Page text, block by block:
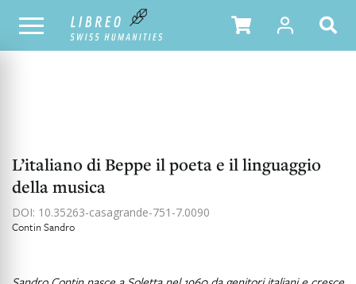
NOTRE CATALOGUE TABLE DES MATIÈRES
L’italiano di Beppe il poeta e il linguaggio
della musica
DOI: 10.35263-casagrande-751-7.0090
Contin Sandro